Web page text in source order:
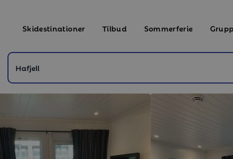
Skidestinationer Tilbud Sommerferie